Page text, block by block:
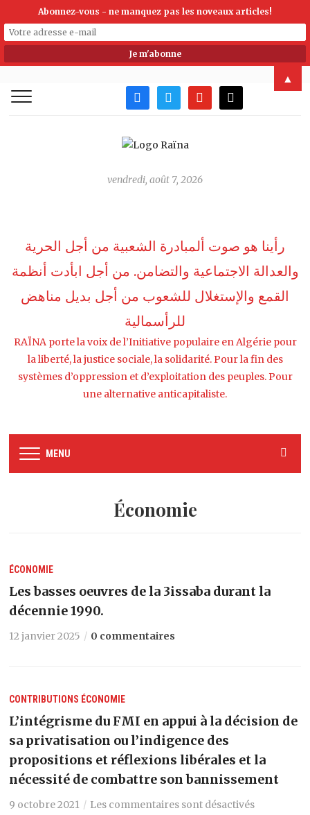
facebooktwitter youtube mail
vendredi, août 7, 2026
رأينا هو صوت ألمبادرة الشعبية من أجل الحرية
والعدالة الاجتماعية والتضامن. من أجل ابأدت أنظمة
القمع واﻹستغلال للشعوب من أجل بديل مناهض
للرأسمالية
RAÏNA porte la voix de l’Initiative populaire en Algérie pour
la liberté, la justice sociale, la solidarité. Pour la fin des
systèmes d’oppression et d’exploitation des peuples. Pour
une alternative anticapitaliste.
MENU
Économie
ÉCONOMIE
Les basses oeuvres de la 3issaba durant la
décennie 1990.
12 janvier 2025 0 commentaires
CONTRIBUTIONS ÉCONOMIE
L’intégrisme du FMI en appui à la décision de
sa privatisation ou l’indigence des
propositions et réflexions libérales et la
nécessité de combattre son bannissement
9 octobre 2021 Les commentaires sont désactivés
Abonnez-vous - ne manquez pas les noveaux articles!
▲